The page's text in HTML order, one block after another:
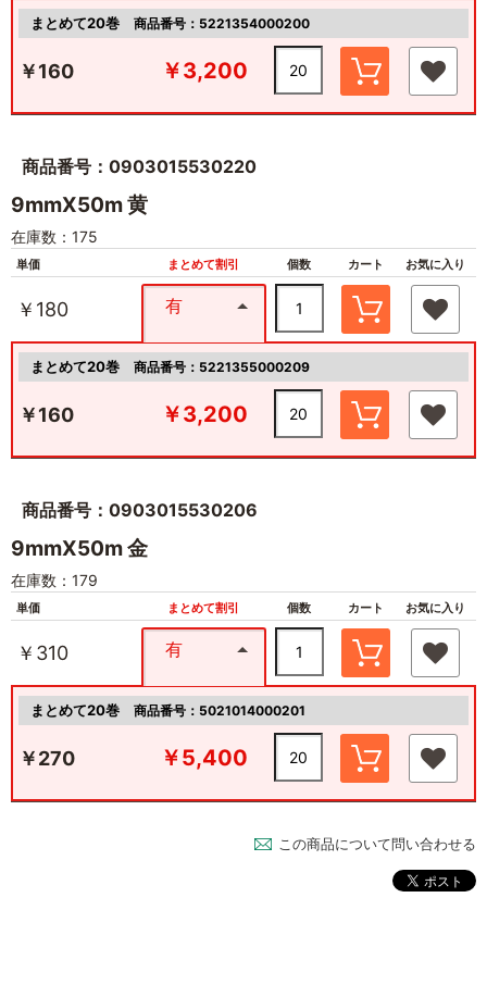
まとめて20巻 商品番号：5221354000200
￥160 ￥3,200
商品番号：0903015530220
9mmX50m 黄
在庫数：175
単価 まとめて割引 個数 カート お気に入り
￥180 有
まとめて20巻 商品番号：5221355000209
￥160 ￥3,200
商品番号：0903015530206
9mmX50m 金
在庫数：179
単価 まとめて割引 個数 カート お気に入り
￥310 有
まとめて20巻 商品番号：5021014000201
￥270 ￥5,400
この商品について問い合わせる